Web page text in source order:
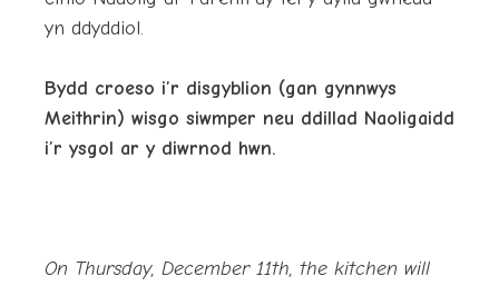
yn ddyddiol.
Bydd croeso i’r disgyblion (gan gynnwys
Meithrin) wisgo siwmper neu ddillad Naoligaidd
i’r ysgol ar y diwrnod hwn.
On Thursday, December 11th, the kitchen will